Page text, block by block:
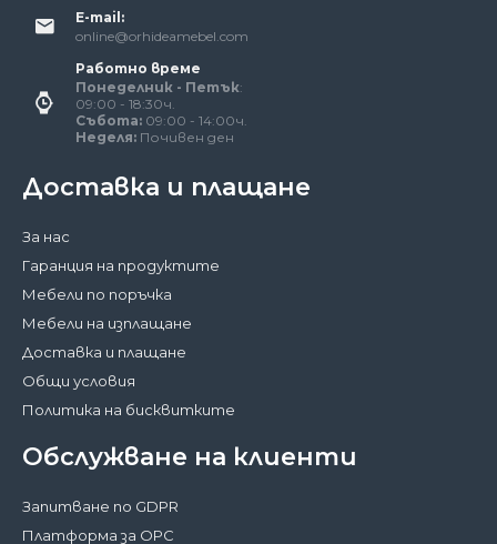
E-mail:
online@orhideamebel.com
Работно време
Понеделник - Петък:
09:00 - 18:30ч.
Събота: 09:00 - 14:00ч.
Неделя: Почивен ден
Доставка и плащане
За нас
Гаранция на продуктите
Мебели по поръчка
Мебели на изплащане
Доставка и плащане
Общи условия
Политика на бисквитките
Обслужване на клиенти
Запитване по GDPR
Платформа за ОРС